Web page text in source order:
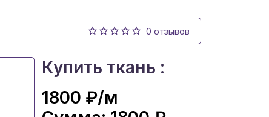
0 отзывов
Купить ткань :
1800 ₽/м